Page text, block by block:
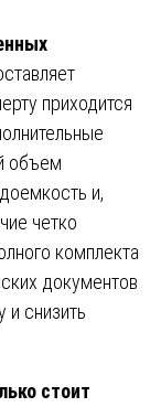
приходится
объем
и,
четко
комплекта
документов
и снизить
стоит